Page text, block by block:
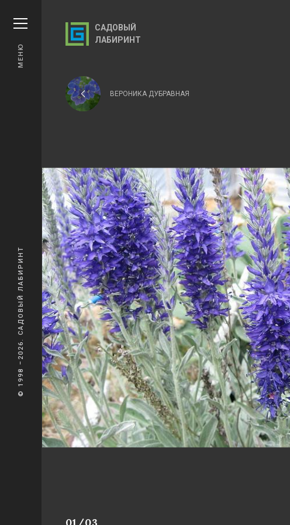
САДОВЫЙ
ЛАБИРИНТ
ВЕРОНИКА ДУБРАВНАЯ
© 1998 –2026. САДОВЫЙ ЛАБИРИНТ
МЕНЮ